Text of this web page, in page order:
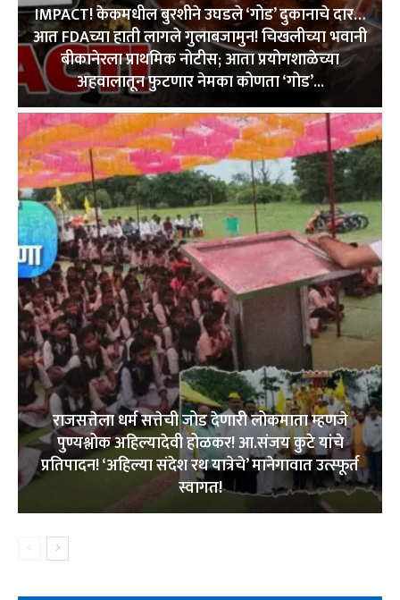
IMPACT! केकमधील बुरशीने उघडले ‘गोड’ दुकानाचे दार…
आत FDAच्या हाती लागले गुलाबजामुन! चिखलीच्या भवानी
बीकानेरला प्राथमिक नोटीस; आता प्रयोगशाळेच्या
अहवालातून फुटणार नेमका कोणता ‘गोड’...
राजसत्तेला धर्म सत्तेची जोड देणारी लोकमाता म्हणजे
पुण्यश्लोक अहिल्यादेवी होळकर! आ.संजय कुटे यांचे
प्रतिपादन! ‘अहिल्या संदेश रथ यात्रेचे’ मानेगावात उत्स्फूर्त
स्वागत!